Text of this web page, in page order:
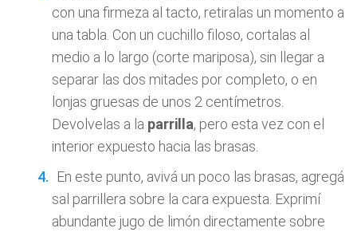
con una firmeza al tacto, retiralas un momento a
una tabla. Con un cuchillo filoso, cortalas al
medio a lo largo (corte mariposa), sin llegar a
separar las dos mitades por completo, o en
lonjas gruesas de unos 2 centímetros.
Devolvelas a la parrilla, pero esta vez con el
interior expuesto hacia las brasas.
En este punto, avivá un poco las brasas, agregá
sal parrillera sobre la cara expuesta. Exprimí
abundante jugo de limón directamente sobre